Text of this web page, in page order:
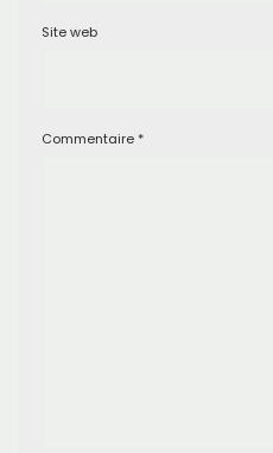
Site web
Commentaire *